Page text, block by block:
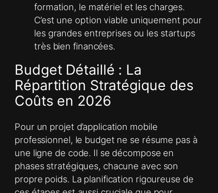
formation, le matériel et les charges.
C’est une option viable uniquement pour
les grandes entreprises ou les startups
très bien financées.
Budget Détaillé : La
Répartition Stratégique des
Coûts en 2026
Pour un projet d’application mobile
professionnel, le budget ne se résume pas à
une ligne de code. Il se décompose en
phases stratégiques, chacune avec son
propre poids. La planification rigoureuse de